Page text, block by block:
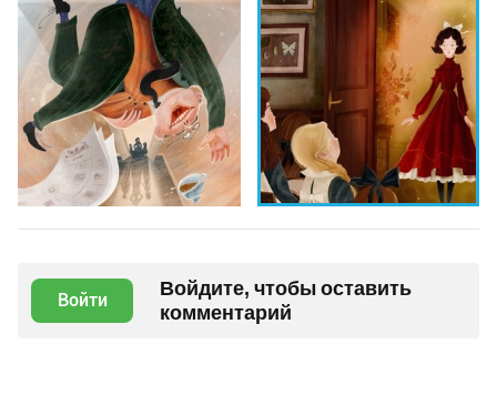
Войти
Войдите, чтобы оставить
комментарий